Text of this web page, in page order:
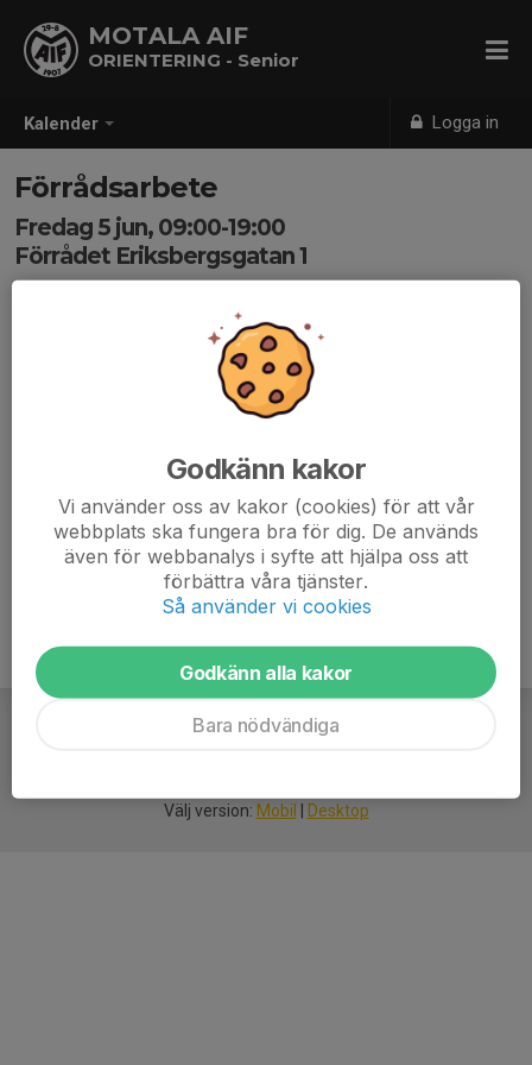
Kalender Logga in
MOTALA AIF
ORIENTERING - Senior
Förrådsarbete
Fredag 5 jun, 09:00-19:00
Förrådet Eriksbergsgatan 1
Välj version: Mobil Desktop
Godkänn kakor
Vi använder oss av kakor (cookies) för att vår
webbplats ska fungera bra för dig. De används
även för webbanalys i syfte att hjälpa oss att
förbättra våra tjänster.
Så använder vi cookies
Godkänn alla kakor
Bara nödvändiga